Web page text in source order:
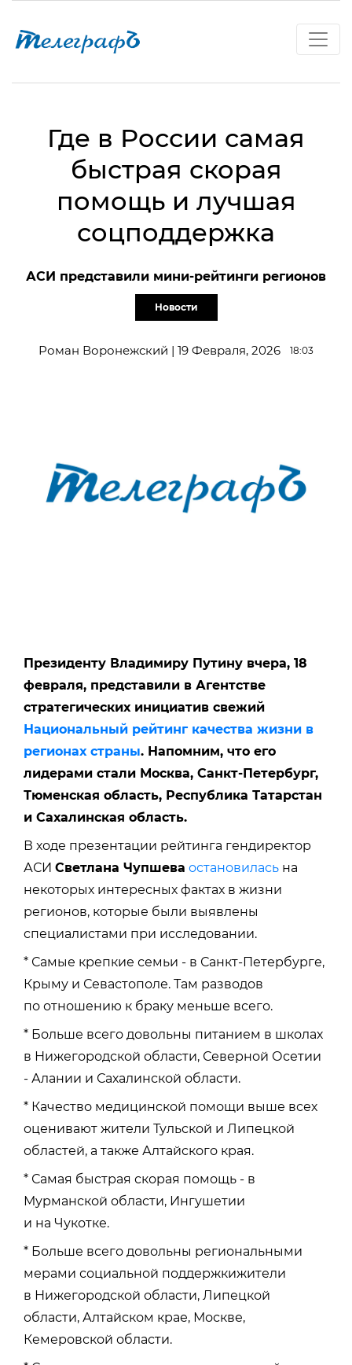
Где в России самая
быстрая скорая
помощь и лучшая
соцподдержка
АСИ представили мини-рейтинги регионов
Новости
Роман Воронежский | 19 Февраля, 2026 18:03
Президенту Владимиру Путину вчера, 18
февраля, представили в Агентстве
стратегических инициатив свежий
Национальный рейтинг качества жизни в
регионах страны. Напомним, что его
лидерами стали Москва, Санкт-Петербург,
Тюменская область, Республика Татарстан
и Сахалинская область.
В ходе презентации рейтинга гендиректор
АСИ Светлана Чупшева остановилась на
некоторых интересных фактах в жизни
регионов, которые были выявлены
специалистами при исследовании.
* Самые крепкие семьи - в Санкт-Петербурге,
Крыму и Севастополе. Там разводов
по отношению к браку меньше всего.
* Больше всего довольны питанием в школах
в Нижегородской области, Северной Осетии
- Алании и Сахалинской области.
* Качество медицинской помощи выше всех
оценивают жители Тульской и Липецкой
областей, а также Алтайского края.
* Самая быстрая скорая помощь - в
Мурманской области, Ингушетии
и на Чукотке.
* Больше всего довольны региональными
мерами социальной поддержкижители
в Нижегородской области, Липецкой
области, Алтайском крае, Москве,
Кемеровской области.